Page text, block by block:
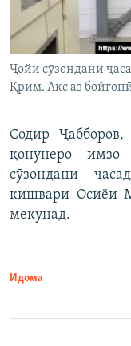
Ҷойи сӯзондани
Қрим. Акс аз
Содир Ҷабборов,
қонунеро
сӯзондани
кишвари Осиёи
мекунад.
Идома